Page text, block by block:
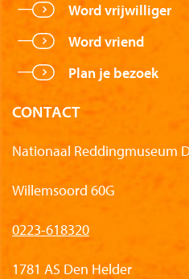
Word vrijwilliger
Word vriend
Plan je bezoek
CONTACT
Nationaal Reddingmuseum
Willemsoord 60G
0223-618320
1781 AS Den Helder